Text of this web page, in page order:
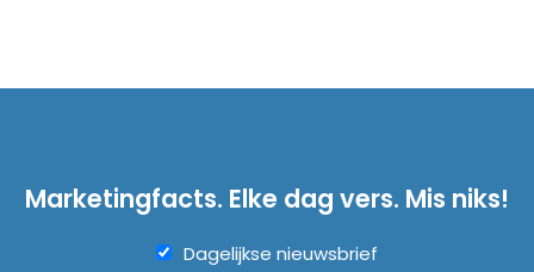
Marketingfacts. Elke dag vers. Mis niks!
Dagelijkse nieuwsbrief